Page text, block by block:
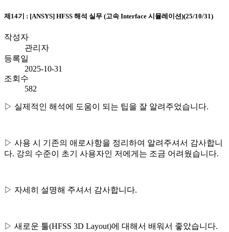
제14기 : [ANSYS] HFSS 해석 실무 (고속 Interface 시뮬레이션)(25/10/31)
작성자
관리자
등록일
2025-10-31
조회수
582
▷ 실제적인 해석에 도움이 되는 팁을 잘 알려주었습니다.
▷ 사용 시 기존의 애로사항을 정리하여 알려주셔서 감사합니
다. 강의 수준이 초기 사용자인 저에게는 조금 어려웠습니다.
▷ 자세히 설명해 주셔서 감사합니다.
▷ 새로운 툴(HFSS 3D Layout)에 대해서 배워서 좋았습니다.